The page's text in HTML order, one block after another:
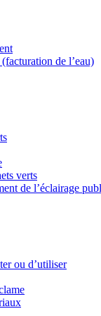
de l’eau)
verts
de l’éclairage
ou d’utiliser